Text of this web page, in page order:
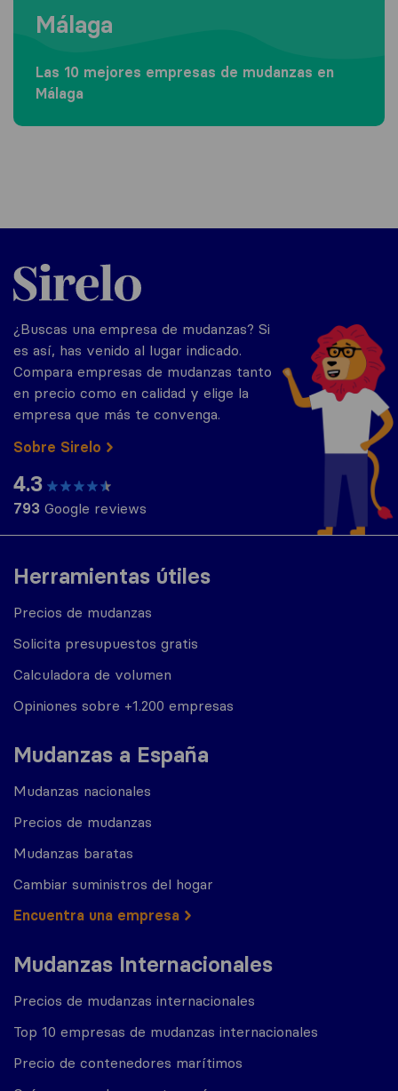
Málaga
Las 10 mejores empresas de mudanzas en
Málaga
Herramientas útiles
Precios de mudanzas
Solicita presupuestos gratis
Calculadora de volumen
Opiniones sobre +1.200 empresas
Mudanzas a España
Mudanzas nacionales
Precios de mudanzas
Mudanzas baratas
Cambiar suministros del hogar
Encuentra una empresa
Mudanzas Internacionales
Precios de mudanzas internacionales
Top 10 empresas de mudanzas internacionales
Precio de contenedores marítimos
Sirelo.es
¿Buscas una empresa de mudanzas? Si
es así, has venido al lugar indicado.
Compara empresas de mudanzas tanto
en precio como en calidad y elige la
empresa que más te convenga.
Sobre Sirelo
4.3
793 Google reviews